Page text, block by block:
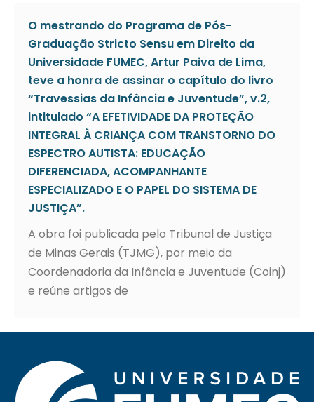
O mestrando do Programa de Pós-
Graduação Stricto Sensu em Direito da
Universidade FUMEC, Artur Paiva de Lima,
teve a honra de assinar o capítulo do livro
“Travessias da Infância e Juventude”, v.2,
intitulado “A EFETIVIDADE DA PROTEÇÃO
INTEGRAL À CRIANÇA COM TRANSTORNO DO
ESPECTRO AUTISTA: EDUCAÇÃO
DIFERENCIADA, ACOMPANHANTE
ESPECIALIZADO E O PAPEL DO SISTEMA DE
JUSTIÇA”.
A obra foi publicada pelo Tribunal de Justiça
de Minas Gerais (TJMG), por meio da
Coordenadoria da Infância e Juventude (Coinj)
e reúne artigos de